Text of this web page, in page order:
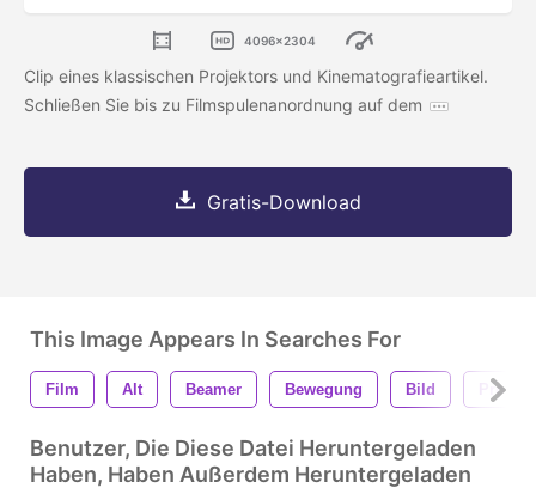
4096x2304
Clip eines klassischen Projektors und Kinematografieartikel.
Schließen Sie bis zu Filmspulenanordnung auf dem
Gratis-Download
This Image Appears In Searches For
Film Alt Beamer Bewegung Bild
Benutzer, Die Diese Datei Heruntergeladen
Haben, Haben Außerdem Heruntergeladen